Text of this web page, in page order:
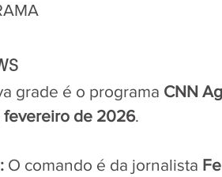
grade é o programa CNN
fevereiro de 2026.
O comando é da jornalista